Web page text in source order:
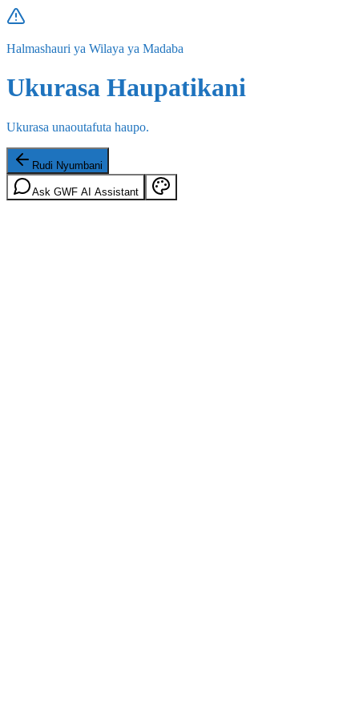
Halmashauri ya Wilaya ya Madaba
Ukurasa Haupatikani
Ukurasa unaoutafuta haupo.
Rudi Nyumbani
Ask GWF AI Assistant